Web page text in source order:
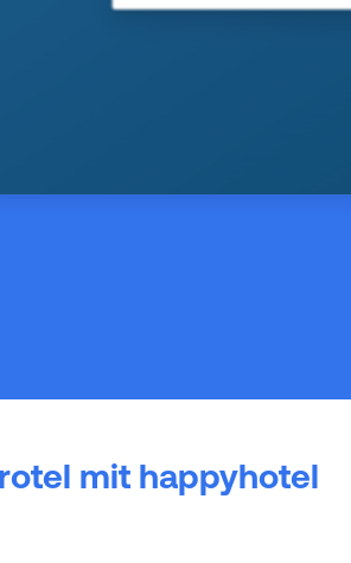
mit happyhotel